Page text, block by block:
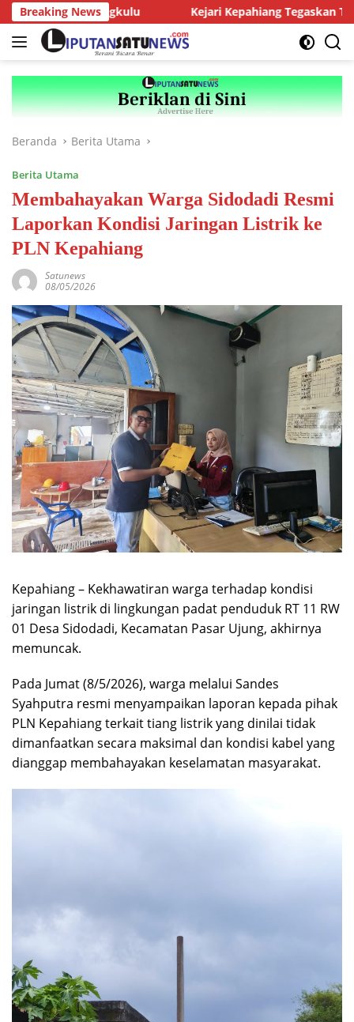
Langsung
ke
konten
Breaking News
Bengkulu Kejari Kepahiang Tegaskan Tuntutan
Beranda Berita Utama
Berita Utama
Membahayakan Warga Sidodadi Resmi
Laporkan Kondisi Jaringan Listrik ke
PLN Kepahiang
Satunews
08/05/2026
Kepahiang – Kekhawatiran warga terhadap kondisi
jaringan listrik di lingkungan padat penduduk RT 11 RW
01 Desa Sidodadi, Kecamatan Pasar Ujung, akhirnya
memuncak.
Pada Jumat (8/5/2026), warga melalui Sandes
Syahputra resmi menyampaikan laporan kepada pihak
PLN Kepahiang terkait tiang listrik yang dinilai tidak
dimanfaatkan secara maksimal dan kondisi kabel yang
dianggap membahayakan keselamatan masyarakat.